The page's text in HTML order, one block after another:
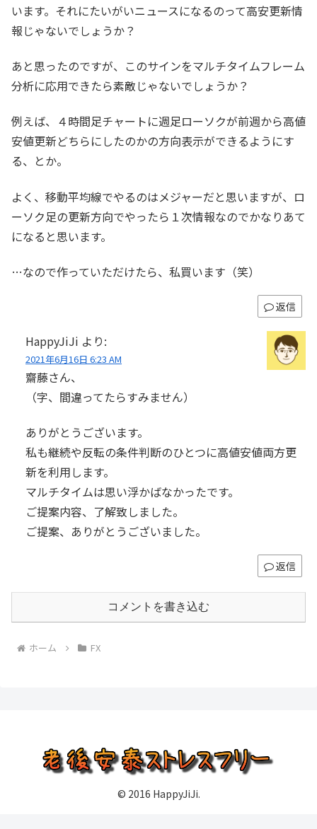
います。それにたいがいニュースになるのって高安更新情
報じゃないでしょうか？
あと思ったのですが、このサインをマルチタイムフレーム
分析に応用できたら素敵じゃないでしょうか？
例えば、４時間足チャートに週足ローソクが前週から高値
安値更新どちらにしたのかの方向表示ができるようにす
る、とか。
よく、移動平均線でやるのはメジャーだと思いますが、ロ
ーソク足の更新方向でやったら１次情報なのでかなりあて
になると思います。
…なので作っていただけたら、私買います（笑）
返信
HappyJiJi より:
2021年6月16日 6:23 AM
齋藤さん、
（字、間違ってたらすみません）
ありがとうございます。
私も継続や反転の条件判断のひとつに高値安値両方更
新を利用します。
マルチタイムは思い浮かばなかったです。
ご提案内容、了解致しました。
ご提案、ありがとうございました。
返信
コメントを書き込む
ホーム FX
© 2016 HappyJiJi.